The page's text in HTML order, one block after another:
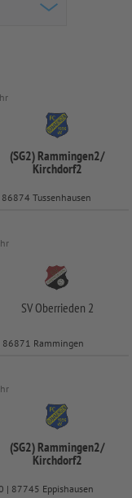
(SG2) Rammingen2/
Kirchdorf2
Tussenhausen
SV Oberrieden 2
86871 Rammingen
(SG2) Rammingen2/
Kirchdorf2
| 87745 Eppishausen